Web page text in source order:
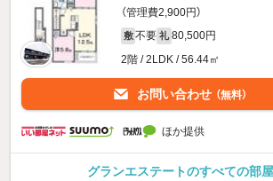
（管理費2,900円）
敷 不要 礼 80,500円
2階 / 2LDK / 56.44㎡
お問い合わせ （無料）
ほか提供
グランエステートのすべての部